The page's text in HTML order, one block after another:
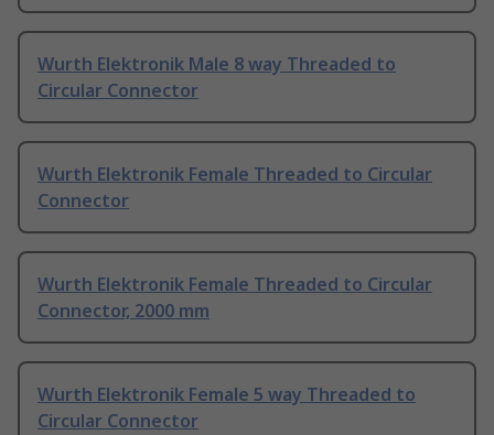
Wurth Elektronik Male 8 way Threaded to
Circular Connector
Wurth Elektronik Female Threaded to Circular
Connector
Wurth Elektronik Female Threaded to Circular
Connector, 2000 mm
Wurth Elektronik Female 5 way Threaded to
Circular Connector